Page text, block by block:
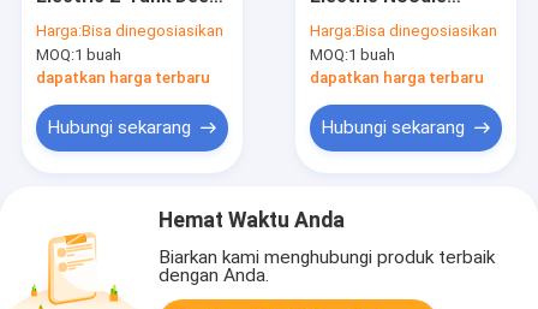
Harga:Bisa dinegosiasikan
MOQ:1 buah
dapatkan harga terbaru
Hubungi sekarang
kabinet
Harga:Bisa dinegosiasikan
MOQ:1 buah
dapatkan harga terbaru
Hubungi sekarang
Hemat Waktu Anda
Biarkan kami menghubungi produk terbaik
dengan Anda.